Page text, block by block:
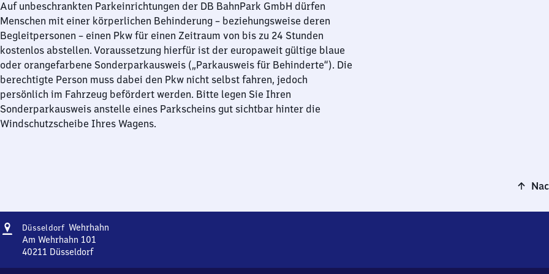
Auf unbeschrankten Parkeinrichtungen der DB BahnPark GmbH dürfen
Menschen mit einer körperlichen Behinderung – beziehungsweise deren
Begleitpersonen – einen Pkw für einen Zeitraum von bis zu 24 Stunden
kostenlos abstellen. Voraussetzung hierfür ist der europaweit gültige blaue
oder orangefarbene Sonderparkausweis („Parkausweis für Behinderte“). Die
berechtigte Person muss dabei den Pkw nicht selbst fahren, jedoch
persönlich im Fahrzeug befördert werden. Bitte legen Sie Ihren
Sonderparkausweis anstelle eines Parkscheins gut sichtbar hinter die
Windschutzscheibe Ihres Wagens.
Adresse
Düsseldorf WehrhahnDüsseldorf
Am Wehrhahn 101
40211 Düsseldorf